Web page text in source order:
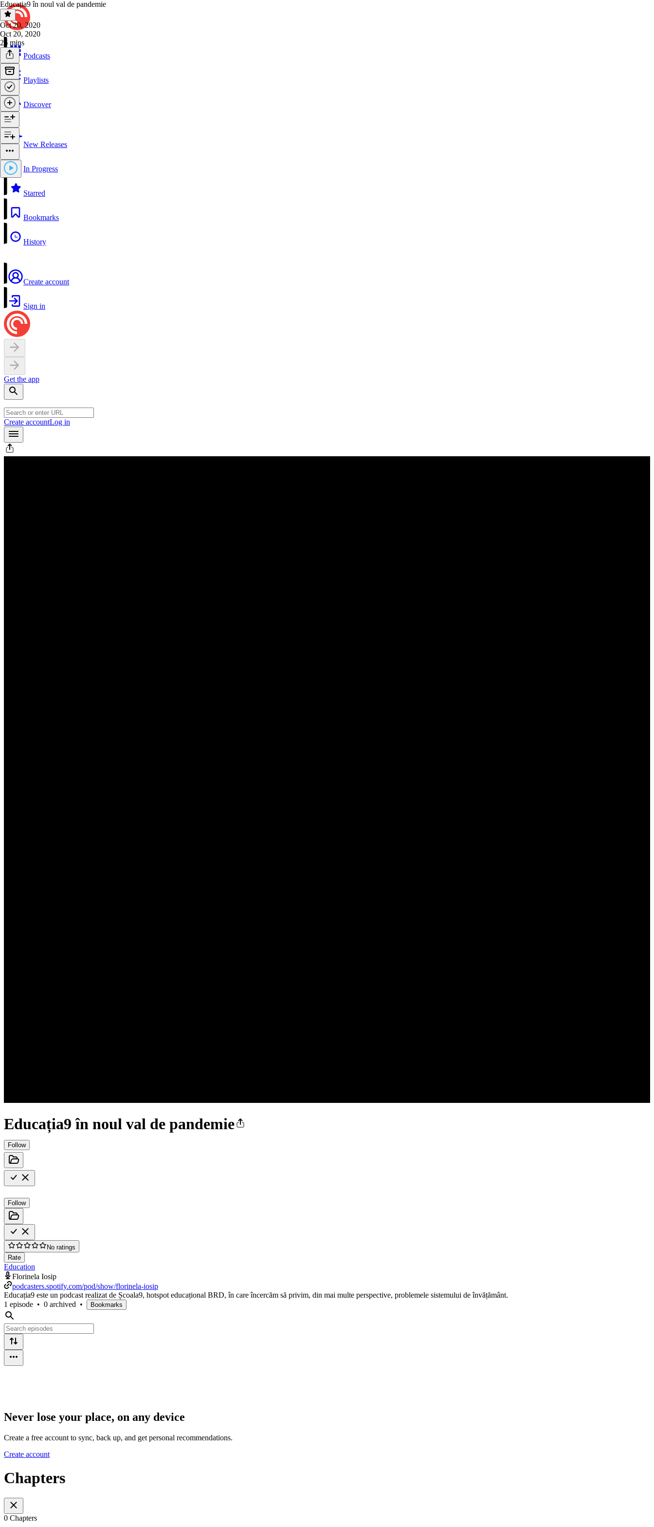
Podcasts
Playlists
Discover
New Releases
In Progress
Starred
Bookmarks
History
Create account
Sign in
Get the app
Create accountLog in
Educația9 în noul val de pandemie
Follow
Follow
No ratings
Rate
Education
Florinela Iosip
podcasters.spotify.com/pod/show/florinela-iosip
Educația9 este un podcast realizat de Școala9, hotspot educațional BRD, în care încercăm să privim, din mai multe perspective, problemele sistemului de învățământ.
1 episode • 0 archived • Bookmarks
Educația9 în noul val de pandemie
Oct 20, 2020
Oct 20, 2020
26 mins
Never lose your place, on any device
Create a free account to sync, back up, and get personal recommendations.
Create account
Chapters
0 Chapters